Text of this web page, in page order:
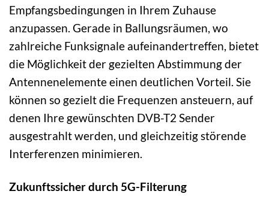
Empfangsbedingungen in Ihrem Zuhause
anzupassen. Gerade in Ballungsräumen, wo
zahlreiche Funksignale aufeinandertreffen, bietet
die Möglichkeit der gezielten Abstimmung der
Antennenelemente einen deutlichen Vorteil. Sie
können so gezielt die Frequenzen ansteuern, auf
denen Ihre gewünschten DVB-T2 Sender
ausgestrahlt werden, und gleichzeitig störende
Interferenzen minimieren.
Zukunftssicher durch 5G-Filterung